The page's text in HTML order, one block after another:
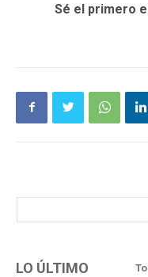
Sé el primero
LO ÚLTIMO